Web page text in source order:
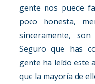
gente nos puede
poco honesta,
sinceramente,
Seguro que has
gente ha leído este
que la mayoría de